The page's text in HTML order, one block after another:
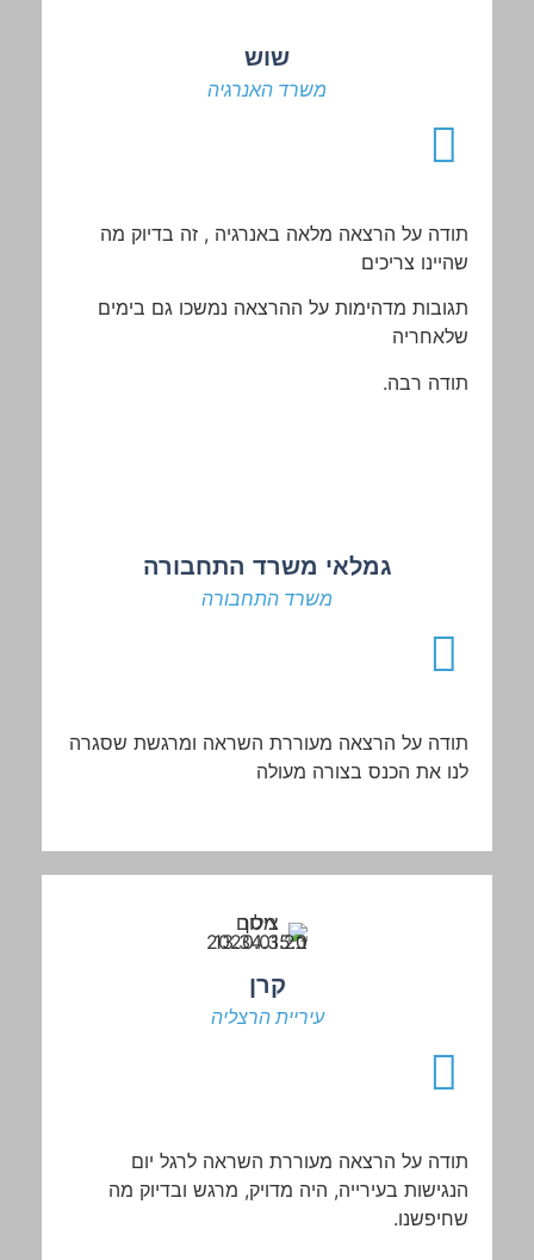
שוש
משרד האנרגיה
תודה על הרצאה מלאה באנרגיה , זה בדיוק מה
שהיינו צריכים
תגובות מדהימות על ההרצאה נמשכו גם בימים
שלאחריה
תודה רבה.
גמלאי משרד התחבורה
משרד התחבורה
תודה על הרצאה מעוררת השראה ומרגשת שסגרה
לנו את הכנס בצורה מעולה
קרן
עיריית הרצליה
תודה על הרצאה מעוררת השראה לרגל יום
הנגישות בעירייה, היה מדויק, מרגש ובדיוק מה
שחיפשנו.